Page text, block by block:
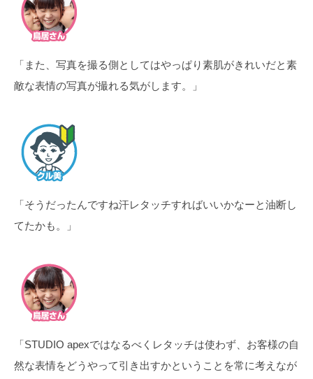
「また、写真を撮る側としてはやっぱり素肌がきれいだと素
敵な表情の写真が撮れる気がします。」
「そうだったんですね汗レタッチすればいいかなーと油断し
てたかも。」
「STUDIO apexではなるべくレタッチは使わず、お客様の自
然な表情をどうやって引き出すかということを常に考えなが